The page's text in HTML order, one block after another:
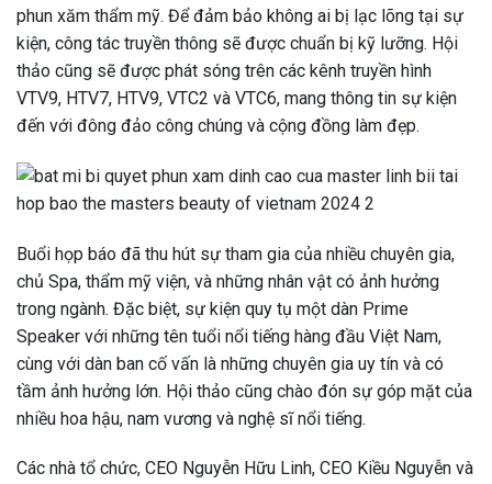
phun xăm thẩm mỹ. Để đảm bảo không ai bị lạc lõng tại sự
kiện, công tác truyền thông sẽ được chuẩn bị kỹ lưỡng. Hội
thảo cũng sẽ được phát sóng trên các kênh truyền hình
VTV9, HTV7, HTV9, VTC2 và VTC6, mang thông tin sự kiện
đến với đông đảo công chúng và cộng đồng làm đẹp.
Buổi họp báo đã thu hút sự tham gia của nhiều chuyên gia,
chủ Spa, thẩm mỹ viện, và những nhân vật có ảnh hưởng
trong ngành. Đặc biệt, sự kiện quy tụ một dàn Prime
Speaker với những tên tuổi nổi tiếng hàng đầu Việt Nam,
cùng với dàn ban cố vấn là những chuyên gia uy tín và có
tầm ảnh hưởng lớn. Hội thảo cũng chào đón sự góp mặt của
nhiều hoa hậu, nam vương và nghệ sĩ nổi tiếng.
Các nhà tổ chức, CEO Nguyễn Hữu Linh, CEO Kiều Nguyễn và